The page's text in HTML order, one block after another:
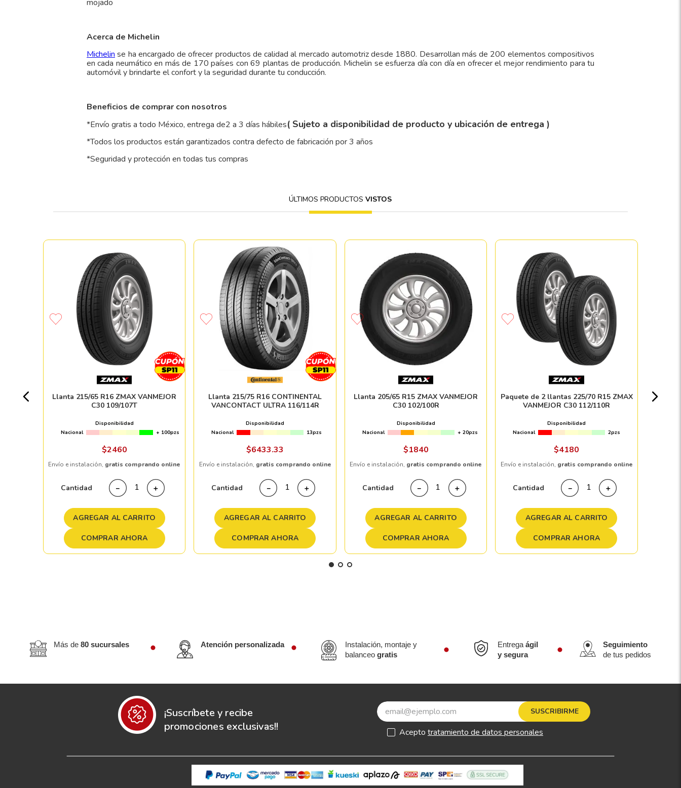
mojado
Acerca de Michelin
Michelin se ha encargado de ofrecer productos de calidad al mercado automotriz desde 1880. Desarrollan más de 200 elementos compositivos
en cada neumático en más de 170 países con 69 plantas de producción. Michelin se esfuerza día con día en ofrecer el mejor rendimiento para tu
automóvil y brindarte el confort y la seguridad durante tu conducción.
Beneficios de comprar con nosotros
*Envío gratis a todo México, entrega de2 a 3 días hábiles( Sujeto a disponibilidad de producto y ubicación de entrega )
*Todos los productos están garantizados contra defecto de fabricación por 3 años
*Seguridad y protección en todas tus compras
ÚLTIMOS PRODUCTOSVISTOS
Llanta 215/65 R16 ZMAX VANMEJOR
C30 109/107T
Disponibilidad
Nacional
+ 100pzs
$2460
Envío e instalación, gratis comprando online
Cantidad ＋
－
AGREGAR AL CARRITO
COMPRAR AHORA
Llanta 215/75 R16 CONTINENTAL
VANCONTACT ULTRA 116/114R
Disponibilidad
Nacional
13pzs
$6433.33
Envío e instalación, gratis comprando online
Cantidad ＋
－
AGREGAR AL CARRITO
COMPRAR AHORA
Llanta 205/65 R15 ZMAX VANMEJOR
C30 102/100R
Disponibilidad
Nacional
+ 20pzs
$1840
Envío e instalación, gratis comprando online
Cantidad ＋
－
AGREGAR AL CARRITO
COMPRAR AHORA
Paquete de 2 llantas 225/70 R15 ZMAX
VANMEJOR C30 112/110R
Disponibilidad
Nacional
2pzs
$4180
Envío e instalación, gratis comprando online
Cantidad ＋
－
AGREGAR AL CARRITO
COMPRAR AHORA
Más de 80 sucursales Atención personalizada
Instalación, montaje y
balanceogratis
Entregaágil
y segura
Seguimiento
de tus pedidos
¡Suscríbete y recibe
promociones exclusivas!!
SUSCRIBIRME
Acepto tratamiento de datos personales